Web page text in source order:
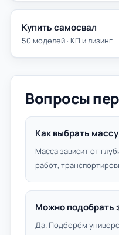
Купить самосвал
50 моделей · КП и лизинг
Вопросы
Как выбрать
Масса зависит от
работ,
Можно подобрать
Да. Подберём